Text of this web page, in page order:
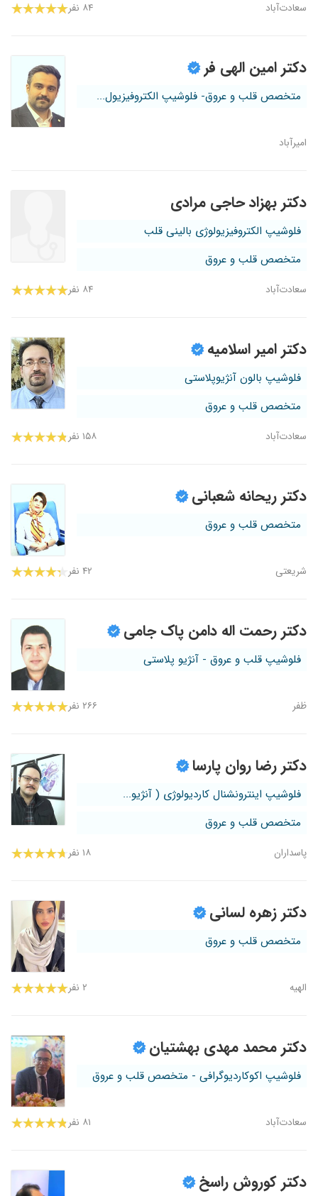
سعادت‌آباد ۸۴ نفر
دکتر امین الهی فر
متخصص قلب و عروق- فلوشیپ الکتروفیزیول...
امیرآباد
دکتر بهزاد حاجی مرادی
فلوشیپ الکتروفیزیولوژی بالینی قلب
متخصص قلب و عروق
سعادت‌آباد ۸۴ نفر
دکتر امیر اسلامیه
فلوشیپ بالون آنژیوپلاستی
متخصص قلب و عروق
سعادت‌آباد ۱۵۸ نفر
دکتر ریحانه شعبانی
متخصص قلب و عروق
شریعتی ۴۲ نفر
دکتر رحمت اله دامن پاک جامی
فلوشیپ قلب و عروق - آنژیو پلاستی
ظفر ۲۶۶ نفر
دکتر رضا روان پارسا
فلوشیپ اینترونشنال کاردیولوژی ( آنژیو...
متخصص قلب و عروق
پاسداران ۱۸ نفر
دکتر زهره لسانی
متخصص قلب و عروق
الهیه ۲ نفر
دکتر محمد مهدی بهشتیان
فلوشیپ اکوکاردیوگرافی - متخصص قلب و عروق
سعادت‌آباد ۸۱ نفر
دکتر کوروش راسخ